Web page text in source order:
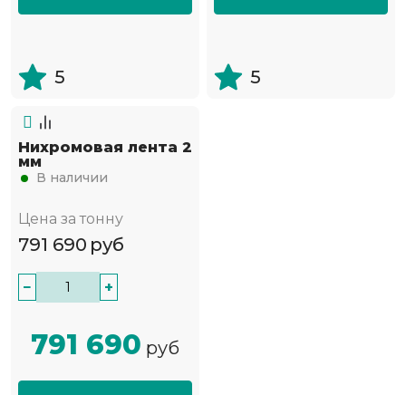
5 5
Нихромовая лента 2
мм
В наличии
Цена за тонну
791 690 руб
− +
791 690 руб